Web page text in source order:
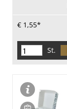
€ 1,55*
St.